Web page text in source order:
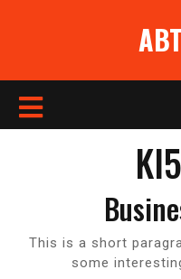
Кнопка
This is a short
some